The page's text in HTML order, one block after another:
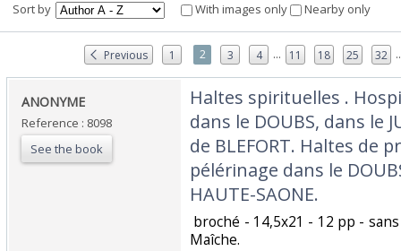
Sort by With images only Nearby only
Previous 1 2 3 4 ... 11 18 25 32
‎ANONYME‎
Reference : 8098
See the book
‎Haltes spirituelles .
dans le DOUBS, dans le
de BLEFORT. Haltes de
pélérinage dans le
HAUTE-SAONE. ‎
broché - 14,5x21 - 12 pp -
Maîche. ‎